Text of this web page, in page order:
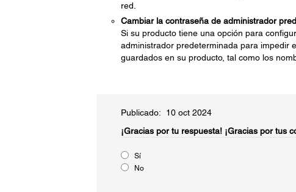
red.
Cambiar la contraseña de administrador
Si su producto tiene una opción para
administrador predeterminada para impedir
guardados en su producto, tal como los
Publicado: 10 oct 2024
¡Gracias por tu respuesta! ¡Gracias por tus
Sí
No